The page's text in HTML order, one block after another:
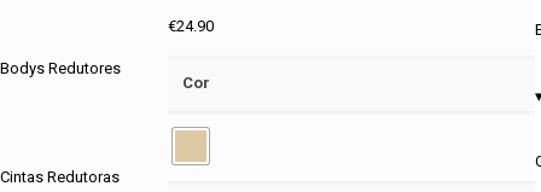
Bodys Redutores
Cintas Redutoras
€24.90
Cor